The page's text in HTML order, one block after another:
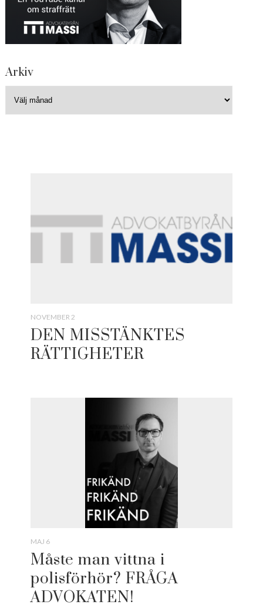
Arkiv
NOVEMBER 2
DEN MISSTÄNKTES
RÄTTIGHETER
MAJ 6
Måste man vittna i
polisförhör? FRÅGA
ADVOKATEN!